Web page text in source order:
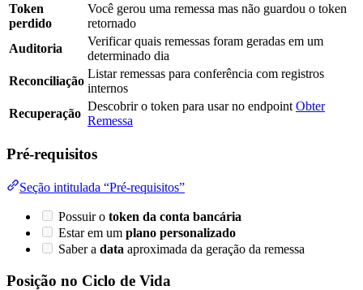
Token
perdido
Você gerou uma remessa mas não guardou o token
retornado
Auditoria
Verificar quais remessas foram geradas em um
determinado dia
Reconciliação
Listar remessas para conferência com registros
internos
Recuperação
Descobrir o token para usar no endpoint Obter
Remessa
Pré-requisitos
Seção intitulada “Pré-requisitos”
Possuir o token da conta bancária
Estar em um plano personalizado
Saber a data aproximada da geração da remessa
Posição no Ciclo de Vida